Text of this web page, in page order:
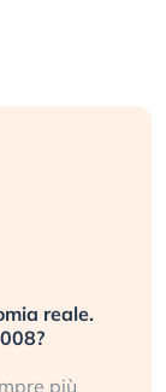
reale.
più